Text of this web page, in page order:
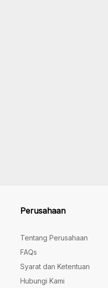
Perusahaan
Tentang Perusahaan
FAQs
Syarat dan Ketentuan
Hubungi Kami